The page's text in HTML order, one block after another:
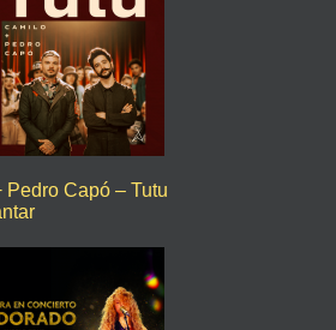
Pedro Capó – Tutu